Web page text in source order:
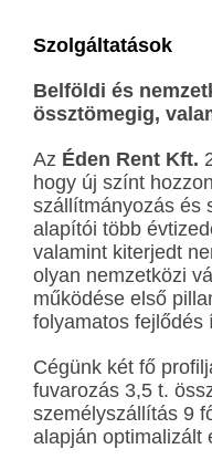
Szolgáltatások
Belföldi és
össztömegig,
Az Éden Rent Kft.
hogy új színt
szállítmányozás és
alapítói több
valamint kiterjedt
olyan nemzetközi
működése első
folyamatos fejlődés
Cégünk két fő
fuvarozás 3,5 t.
személyszállítás 9
alapján optimalizált